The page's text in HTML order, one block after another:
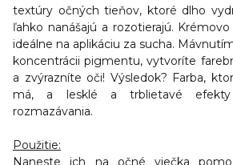
textúry očných tieňov, ktoré dlho
ľahko nanášajú a rozotierajú.
ideálne na aplikáciu za sucha.
koncentrácii pigmentu, vytvoríte
a zvýrazníte oči! Výsledok? Farba,
má, a lesklé a trblietavé
rozmazávania.
Použitie:
Naneste ich na očné viečka